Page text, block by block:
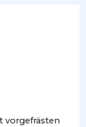
vorgefrästen